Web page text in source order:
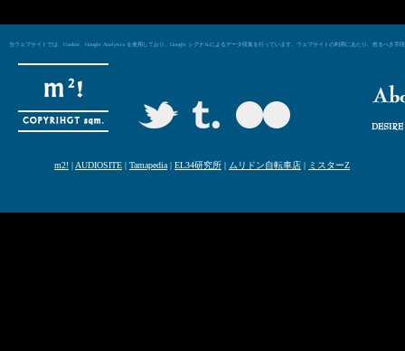
当ウェブサイトでは、Cookie、Google Analytics を使用しており、Google シグナルによるデータ収集を行っています。ウェブサイトの利用にあたり、然るべき
m2! | AUDIOSITE | Tamapedia | EL34研究所 | ムリドン自転車店 | ミスターZ